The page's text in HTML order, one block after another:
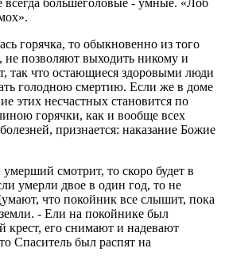
всегда большеголовые - умные. «Лоб
горячка, то обыкновенно из того
не позволяют выходить никому и
так что остающиеся здоровыми люди
голодною смертию. Если же в доме
этих несчастных становится по
горячки, как и вообще всех
признается: наказание Божие
смотрит, то скоро будет в
умерли двое в один год, то не
что покойник все слышит, пока
земли. - Ели на покойнике был
крест, его снимают и надевают
Спаситель был распят на